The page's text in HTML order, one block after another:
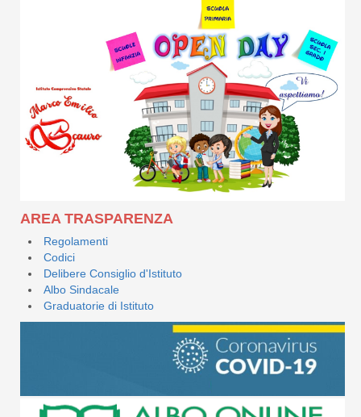
AREA TRASPARENZA
Regolamenti
Codici
Delibere Consiglio d'Istituto
Albo Sindacale
Graduatorie di Istituto